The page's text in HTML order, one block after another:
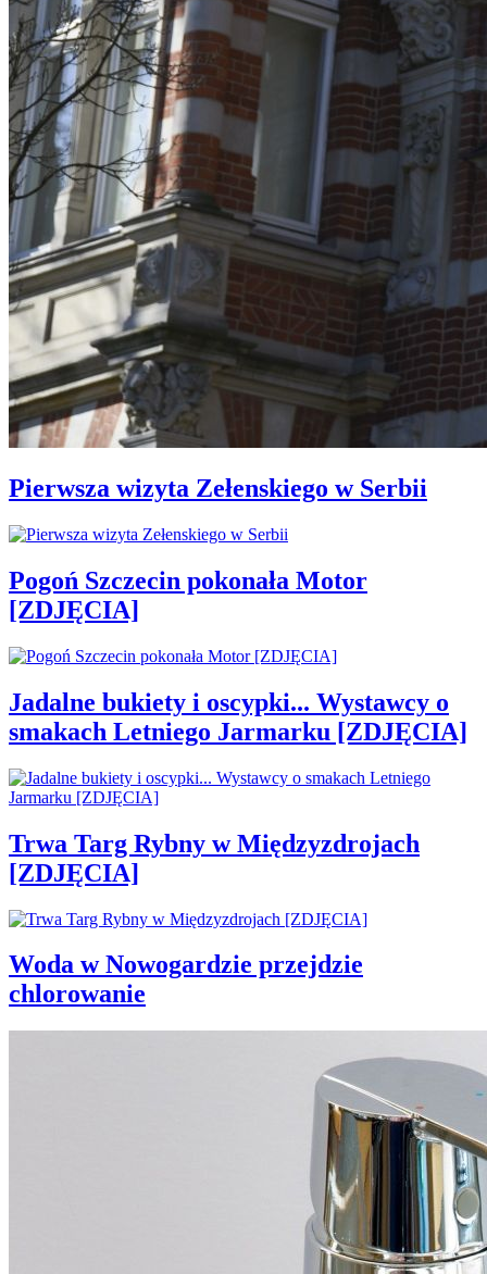
Pierwsza wizyta Zełenskiego w Serbii
Pogoń Szczecin pokonała Motor
[ZDJĘCIA]
Jadalne bukiety i oscypki... Wystawcy o
smakach Letniego Jarmarku [ZDJĘCIA]
Trwa Targ Rybny w Międzyzdrojach
[ZDJĘCIA]
Woda w Nowogardzie przejdzie
chlorowanie